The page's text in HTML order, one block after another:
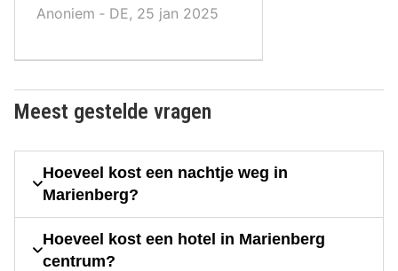
Anoniem ‐ DE, 25 jan 2025
Meest gestelde vragen
Hoeveel kost een nachtje weg in
Marienberg?
Hoeveel kost een hotel in Marienberg
centrum?